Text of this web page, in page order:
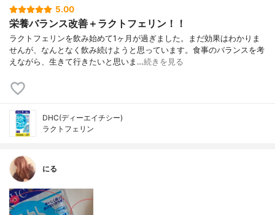
5.00
栄養バランス改善＋ラクトフェリン！！
ラクトフェリンを飲み始めて1ヶ月が過ぎました。まだ効果はわかりま
せんが、なんとなく飲み続けようと思っています。食事のバランスを考
えながら、生きて行きたいと思いま…続きを見る
DHC(ディーエイチシー)
ラクトフェリン
にる